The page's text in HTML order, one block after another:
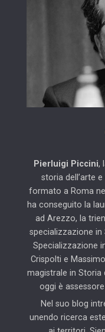
Pierluigi Piccini,
storia dell’arte
formato a Roma
ha conseguito la
ad Arezzo, la
specializzazione in
Specializzazione
Crispolti e
magistrale in Storia
oggi è
Nel suo blog
unendo ricerca